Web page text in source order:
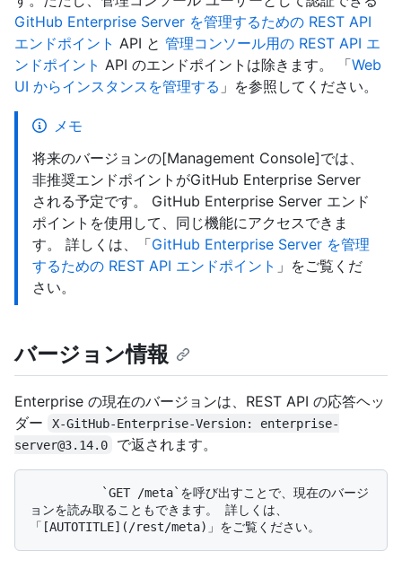
GitHub Enterprise Server を管理するための REST API
エンドポイント API と 管理コンソール用の REST API エ
ンドポイント API のエンドポイントは除きます。 「Web
UI からインスタンスを管理する 」を参照してください。
メモ
将来のバージョンの[Management Console]では、
非推奨エンドポイントがGitHub Enterprise Server
される予定です。 GitHub Enterprise Server エンド
ポイントを使用して、同じ機能にアクセスできま
す。 詳しくは、「GitHub Enterprise Server を管理
するための REST API エンドポイント 」をご覧くだ
さい。
バージョン情報
Enterprise の現在のバージョンは、REST API の応答ヘッ
ダー
X-GitHub-Enterprise-Version: enterprise-
server@3.14.0
で返されます。
ョンを読み取ることもできます。 詳しくは、